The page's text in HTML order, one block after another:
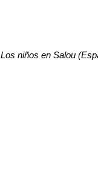
Los niños en Salou